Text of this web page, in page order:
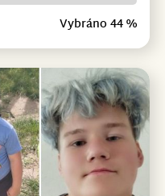
Vybráno 44 %